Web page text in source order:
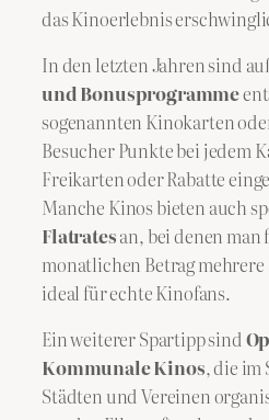
das Kinoerlebnis
In den letzten Jahren sind
und Bonusprogramme
sogenannten Kinokarten
Besucher Punkte bei jedem
Freikarten oder Rabatte
Manche Kinos bieten auch
Flatratesan, bei denen man
monatlichen Betrag mehrere
ideal für echte Kinofans.
Ein weiterer Spartipp sind
Kommunale Kinos, die im
Städten und Vereinen